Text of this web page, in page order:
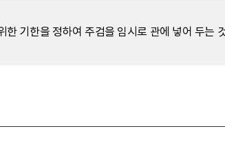
기한을 정하여 주검을 임시로 관에 넣어 두는